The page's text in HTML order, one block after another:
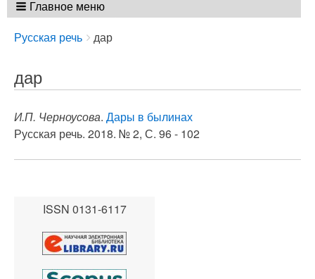
Главное меню
Breadcrumbs
You
here:
Русская речь дар
дар
И.П. Черноусова. Дары в былинах
Русская речь. 2018. № 2, С. 96 - 102
ISSN 0131-6117